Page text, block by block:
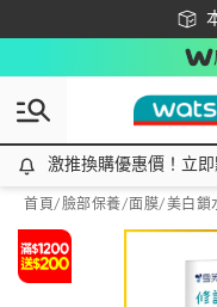
激推換購優惠價！立即點
激推換購優惠價！立
首頁/臉部保養/面膜/美白鎖